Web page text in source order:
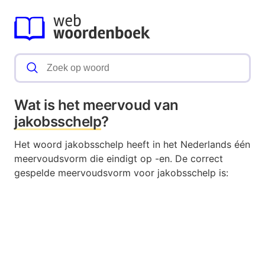
Wat is het meervoud van
jakobsschelp?
Het woord jakobsschelp heeft in het Nederlands één
meervoudsvorm die eindigt op -en. De correct
gespelde meervoudsvorm voor jakobsschelp is: